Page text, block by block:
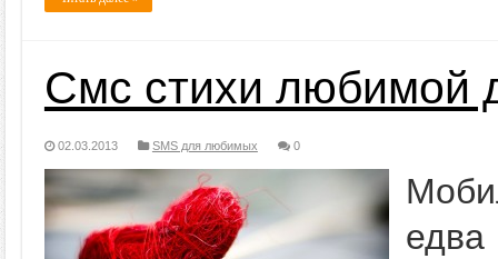
Смс стихи любимой
02.03.2013 SMS для любимых 0